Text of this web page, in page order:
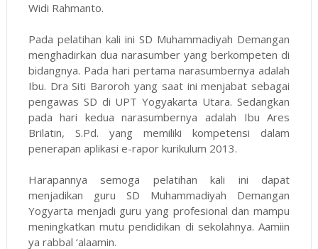
Widi Rahmanto.
Pada pelatihan kali ini SD Muhammadiyah Demangan
menghadirkan dua narasumber yang berkompeten di
bidangnya. Pada hari pertama narasumbernya adalah
Ibu. Dra Siti Baroroh yang saat ini menjabat sebagai
pengawas SD di UPT Yogyakarta Utara. Sedangkan
pada hari kedua narasumbernya adalah Ibu Ares
Brilatin, S.Pd. yang memiliki kompetensi dalam
penerapan aplikasi e-rapor kurikulum 2013.
Harapannya semoga pelatihan kali ini dapat
menjadikan guru SD Muhammadiyah Demangan
Yogyarta menjadi guru yang profesional dan mampu
meningkatkan mutu pendidikan di sekolahnya. Aamiin
ya rabbal ‘alaamin.